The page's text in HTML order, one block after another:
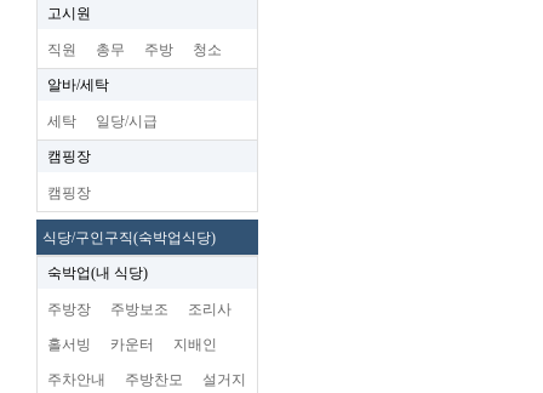
고시원
직원 총무 주방 청소
알바/세탁
세탁 일당/시급
캠핑장
캠핑장
식당/구인구직(숙박업식당)
숙박업(내 식당)
주방장 주방보조 조리사
홀서빙 카운터 지배인
주차안내 주방찬모 설거지